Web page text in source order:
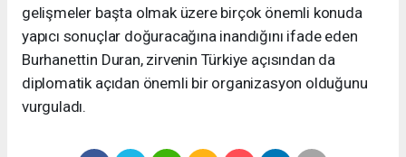
gelişmeler başta olmak üzere birçok önemli konuda
yapıcı sonuçlar doğuracağına inandığını ifade eden
Burhanettin Duran, zirvenin Türkiye açısından da
diplomatik açıdan önemli bir organizasyon olduğunu
vurguladı.